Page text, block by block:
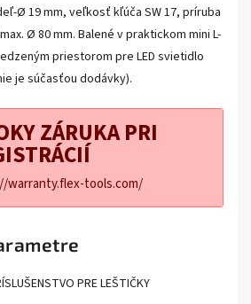
Ø 19 mm, veľkosť kľúča SW 17, príruba
Ø 80 mm. Balené v praktickom mini L-
priestorom pre LED svietidlo
je súčasťou dodávky).
ZÁRUKA PRI
warranty.flex-tools.com/
PRE LEŠTIČKY